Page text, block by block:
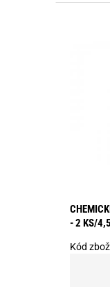
- 2 KS/
Kód